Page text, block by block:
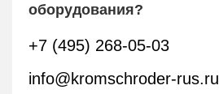
оборудования?
+7 (495) 268-05-03
info@kromschroder-rus.ru